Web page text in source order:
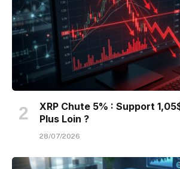
XRP Chute 5% : Support
Plus Loin ?
28/07/2026